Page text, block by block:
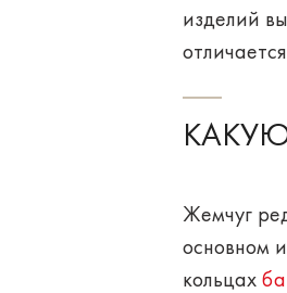
изделий
Жемчуг
основном
кольцах